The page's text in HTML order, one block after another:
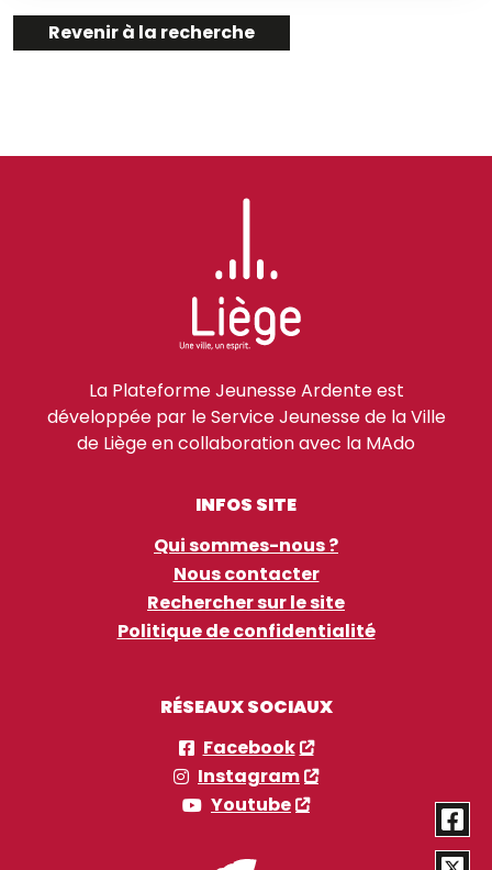
Revenir à la recherche
La Plateforme Jeunesse Ardente est
développée par le Service Jeunesse de la Ville
de Liège en collaboration avec la MAdo
INFOS SITE
Qui sommes-nous ?
Nous contacter
Rechercher sur le site
Politique de confidentialité
RÉSEAUX SOCIAUX
Facebook
Instagram
Youtube